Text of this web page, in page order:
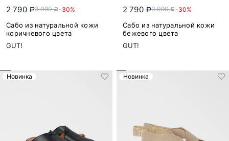
2 790 a3 990a-30%
Сабо из натуральной кожи
коричневого цвета
GUT!
2 790 a3 990a-30%
Сабо из натуральной кожи
бежевого цвета
GUT!
Новинка Новинка